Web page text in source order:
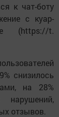
к чат-боту
с куар-
(https://t.
снизилось
на 28%
нарушений,
отзывов.